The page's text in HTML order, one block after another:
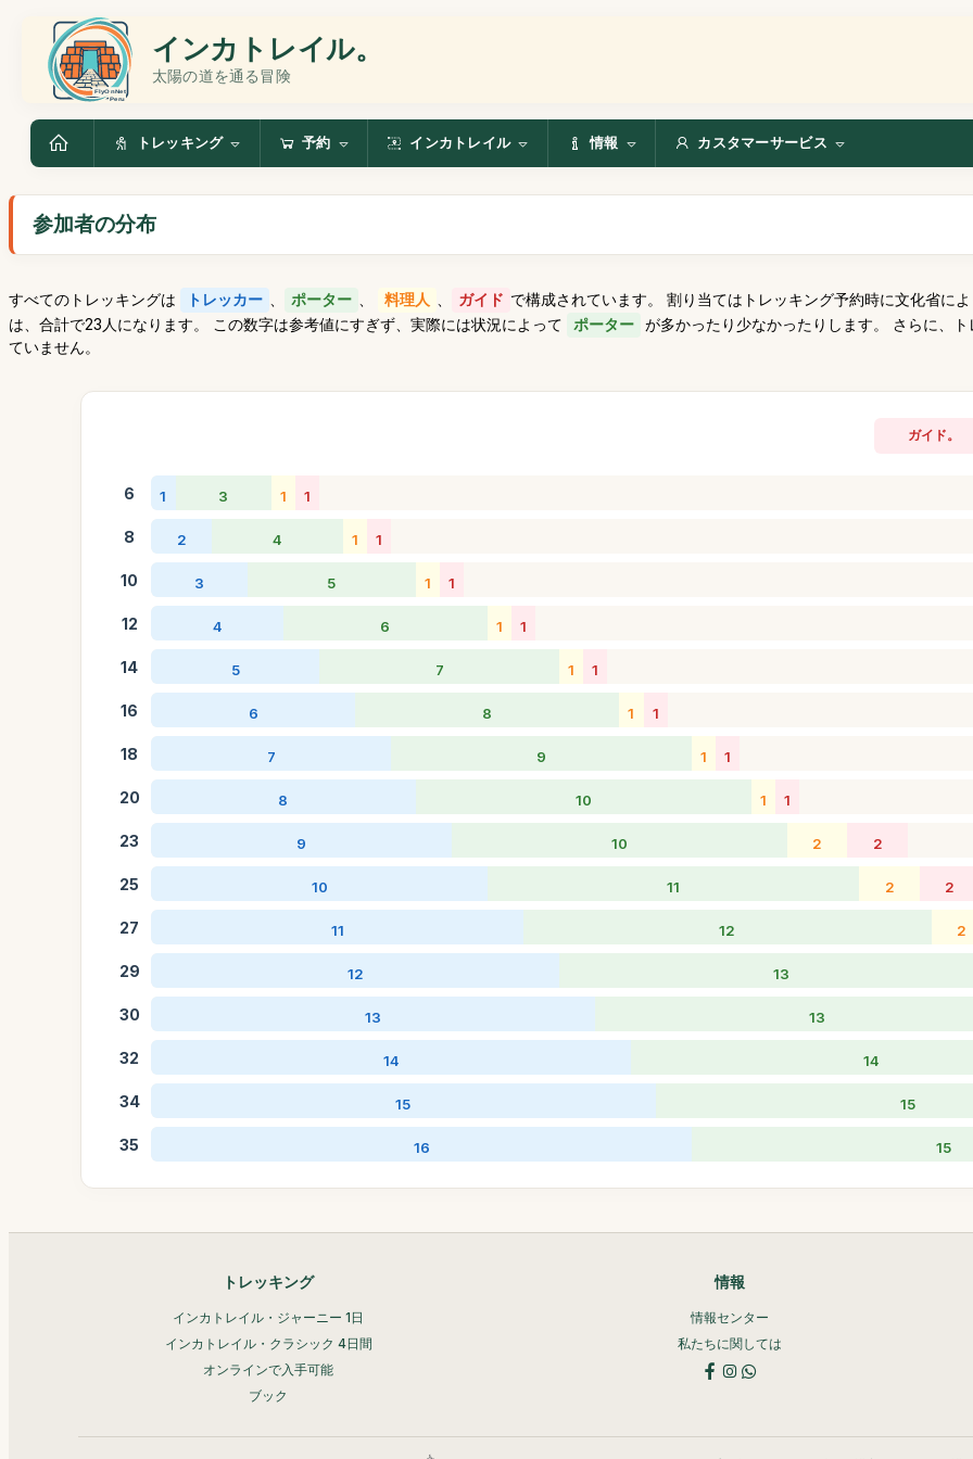
インカトレイル。
太陽の道を通る冒険
トレッキング 予約 インカトレイル 情報 カスタマーサービス
参加者の分布
すべてのトレッキングは トレッカー ポーター 料理人 ガイド で構成されています。 割り当てはトレッキング予約時に文化省に
は、合計で23人になります。 この数字は参考値にすぎず、実際には状況によって
ポーター が多かったり少なかったりします。 さらに、
ていません。
ガイド。
6 1 3 1 1
8 2 4 1 1
10 3 5 1 1
12 4 6 1 1
14 5 7 1 1
16 6 8 1 1
18 7 9 1 1
20 8 10 1 1
23 9 10 2 2
25 10 11 2 2
27 11 12 2
29 12 13
30 13 13
32 14 14
34 15 15
35 16 15
トレッキング
インカトレイル・ジャーニー 1日
インカトレイル・クラシック 4日間
オンラインで入手可能
ブック
情報
情報センター
私たちに関しては